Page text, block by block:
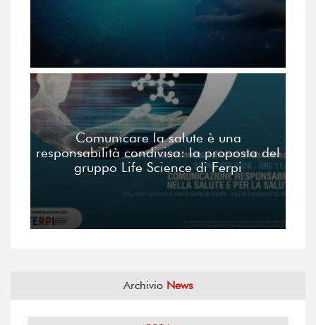
Comunicare la salute è una
responsabilità condivisa: la proposta del
gruppo Life Science di Ferpi
Archivio News